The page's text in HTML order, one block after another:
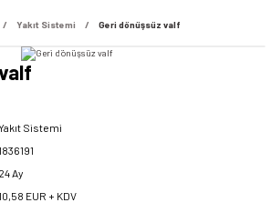
Yakıt Sistemi Geri dönüşsüz valf
Sistemi
24 Ay
EUR + KDV